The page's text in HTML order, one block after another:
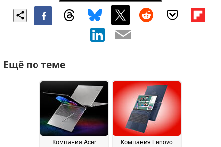
Ещё по теме
Компания Acer
Компания Lenovo